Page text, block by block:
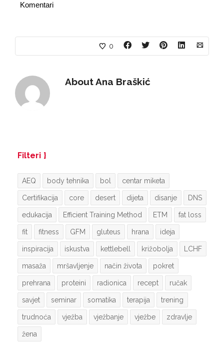
Komentari
0
AboutAna Braškić
Filteri
AEQ body tehnika bol centar miketa
Certifikacija core desert dijeta disanje DNS
edukacija Efficient Training Method ETM fat loss
fit fitness GFM gluteus hrana ideja
inspiracija iskustva kettlebell križobolja LCHF
masaža mršavljenje način života pokret
prehrana proteini radionica recept ručak
savjet seminar somatika terapija trening
trudnoća vježba vježbanje vježbe zdravlje
žena